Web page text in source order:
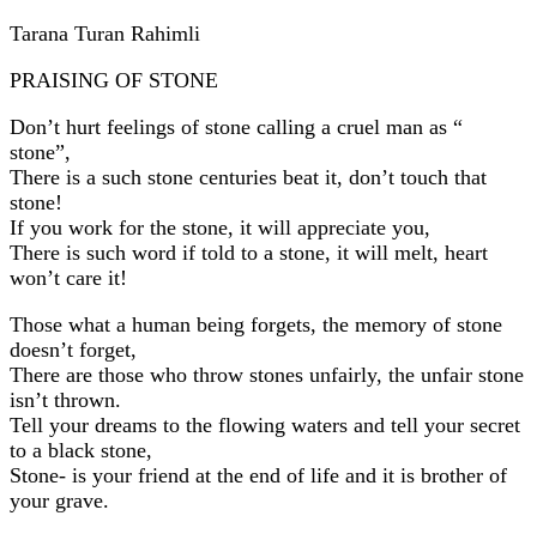
Tarana Turan Rahimli
PRAISING OF STONE
Don’t hurt feelings of stone calling a cruel man as “
stone”,
There is a such stone centuries beat it, don’t touch that
stone!
If you work for the stone, it will appreciate you,
There is such word if told to a stone, it will melt, heart
won’t care it!
Those what a human being forgets, the memory of stone
doesn’t forget,
There are those who throw stones unfairly, the unfair stone
isn’t thrown.
Tell your dreams to the flowing waters and tell your secret
to a black stone,
Stone- is your friend at the end of life and it is brother of
your grave.